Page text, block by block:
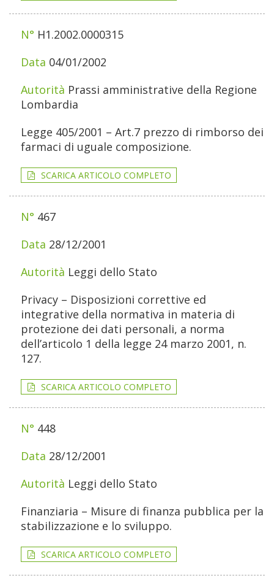
H1.2002.0000315
04/01/2002
Prassi amministrative della Regione
Lombardia
Legge 405/2001 – Art.7 prezzo di rimborso dei
farmaci di uguale composizione.
SCARICA ARTICOLO COMPLETO
467
28/12/2001
Leggi dello Stato
Privacy – Disposizioni correttive ed
integrative della normativa in materia di
protezione dei dati personali, a norma
dell’articolo 1 della legge 24 marzo 2001, n.
127.
SCARICA ARTICOLO COMPLETO
448
28/12/2001
Leggi dello Stato
Finanziaria – Misure di finanza pubblica per la
stabilizzazione e lo sviluppo.
SCARICA ARTICOLO COMPLETO